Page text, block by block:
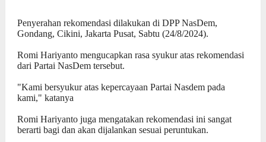
Penyerahan rekomendasi dilakukan di DPP NasDem,
Gondang, Cikini, Jakarta Pusat, Sabtu (24/8/2024).
Romi Hariyanto mengucapkan rasa syukur atas rekomendasi
dari Partai NasDem tersebut.
"Kami bersyukur atas kepercayaan Partai Nasdem pada
kami," katanya
Romi Hariyanto juga mengatakan rekomendasi ini sangat
berarti bagi dan akan dijalankan sesuai peruntukan.